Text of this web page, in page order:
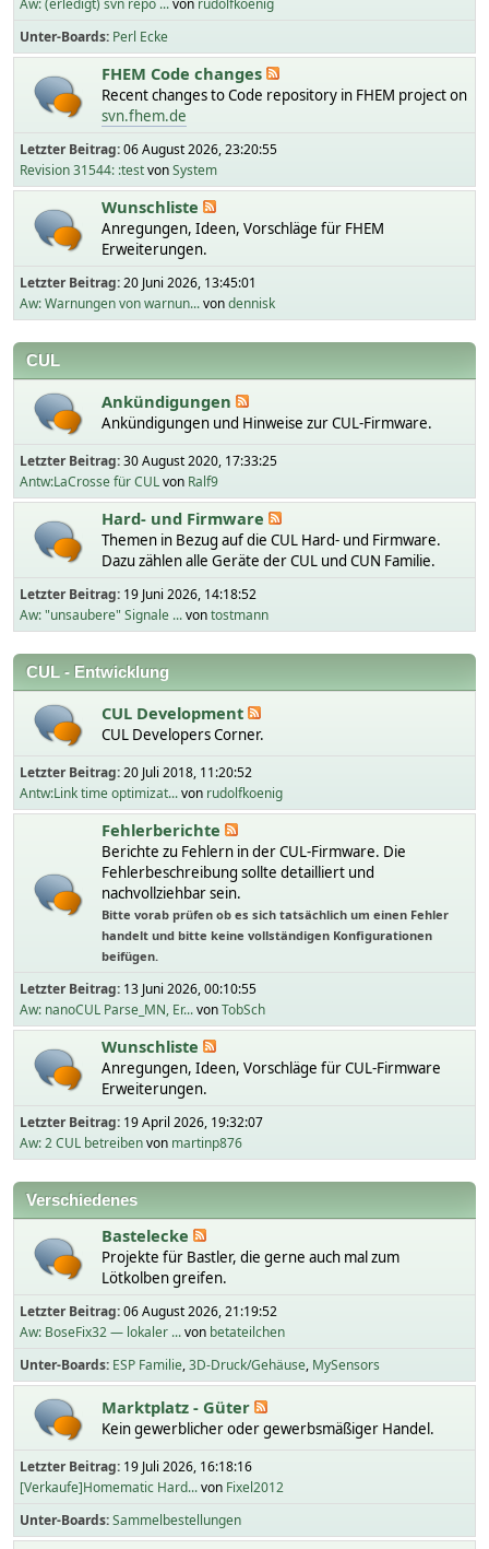
Aw: (erledigt) svn repo ...von rudolfkoenig
Unter-Boards Perl Ecke
FHEM Code changes
Recent changes to Code repository in FHEM project on
svn.fhem.de
Letzter Beitrag:06 August 2026, 23:20:55
Revision 31544: :testvonSystem
Wunschliste
Anregungen, Ideen, Vorschläge für FHEM
Erweiterungen.
Letzter Beitrag:20 Juni 2026, 13:45:01
Aw: Warnungen von warnun...vondennisk
CUL
Ankündigungen
Ankündigungen und Hinweise zur CUL-Firmware.
Letzter Beitrag:30 August 2020, 17:33:25
Antw:LaCrosse für CULvon Ralf9
Hard- und Firmware
Themen in Bezug auf die CUL Hard- und Firmware.
Dazu zählen alle Geräte der CUL und CUN Familie.
Letzter Beitrag: 19 Juni 2026, 14:18:52
Aw: "unsaubere" Signale ...vontostmann
CUL - Entwicklung
CUL Development
CUL Developers Corner.
Letzter Beitrag:20 Juli 2018, 11:20:52
Antw:Link time optimizat...von rudolfkoenig
Fehlerberichte
Berichte zu Fehlern in der CUL-Firmware. Die
Fehlerbeschreibung sollte detailliert und
nachvollziehbar sein.
Bitte vorab prüfen ob es sich tatsächlich um einen Fehler
handelt und bitte keine vollständigen Konfigurationen
beifügen.
Letzter Beitrag: 13 Juni 2026, 00:10:55
Aw: nanoCUL Parse_MN, Er...vonTobSch
Wunschliste
Anregungen, Ideen, Vorschläge für CUL-Firmware
Erweiterungen.
Letzter Beitrag: 19 April 2026, 19:32:07
Aw: 2 CUL betreibenvon martinp876
Verschiedenes
Bastelecke
Projekte für Bastler, die gerne auch mal zum
Lötkolben greifen.
Letzter Beitrag:06 August 2026, 21:19:52
Aw: BoseFix32 — lokaler ...von betateilchen
Unter-Boards ESP Familie 3D-Druck/Gehäuse MySensors
Marktplatz - Güter
Kein gewerblicher oder gewerbsmäßiger Handel.
Letzter Beitrag: 19 Juli 2026, 16:18:16
[Verkaufe]Homematic Hard...von Fixel2012
Unter-Boards Sammelbestellungen